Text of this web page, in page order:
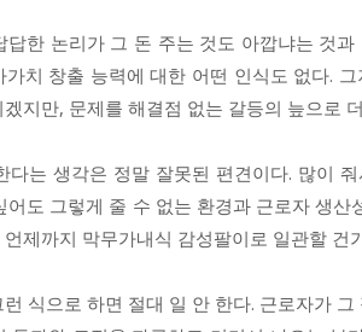
한 논리가 그 돈 주는 것도 아깝냐는 것
치 창출 능력에 대한 어떤 인식도 없다.
지만, 문제를 해결점 없는 갈등의 늪으로
는 생각은 정말 잘못된 편견이다. 많이
도 그렇게 줄 수 없는 환경과 근로자 생산
제까지 막무가내식 감성팔이로 일관할 건
식으로 하면 절대 일 안 한다. 근로자가